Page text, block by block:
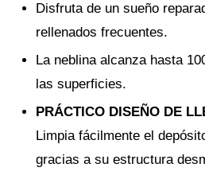
Disfruta de un sueño
rellenados frecuentes.
La neblina alcanza hasta
las superficies.
PRÁCTICO DISEÑO DE
Limpia fácilmente el
gracias a su estructura